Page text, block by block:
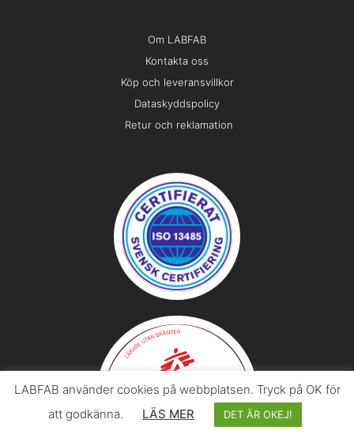
Om LABFAB
Kontakta oss
Köp och leveransvillkor
Dataskyddspolicy
Retur och reklamation
LABFAB använder cookies på webbplatsen. Tryck på OK för
att godkänna.
LÄS MER DET ÄR OKEJ!